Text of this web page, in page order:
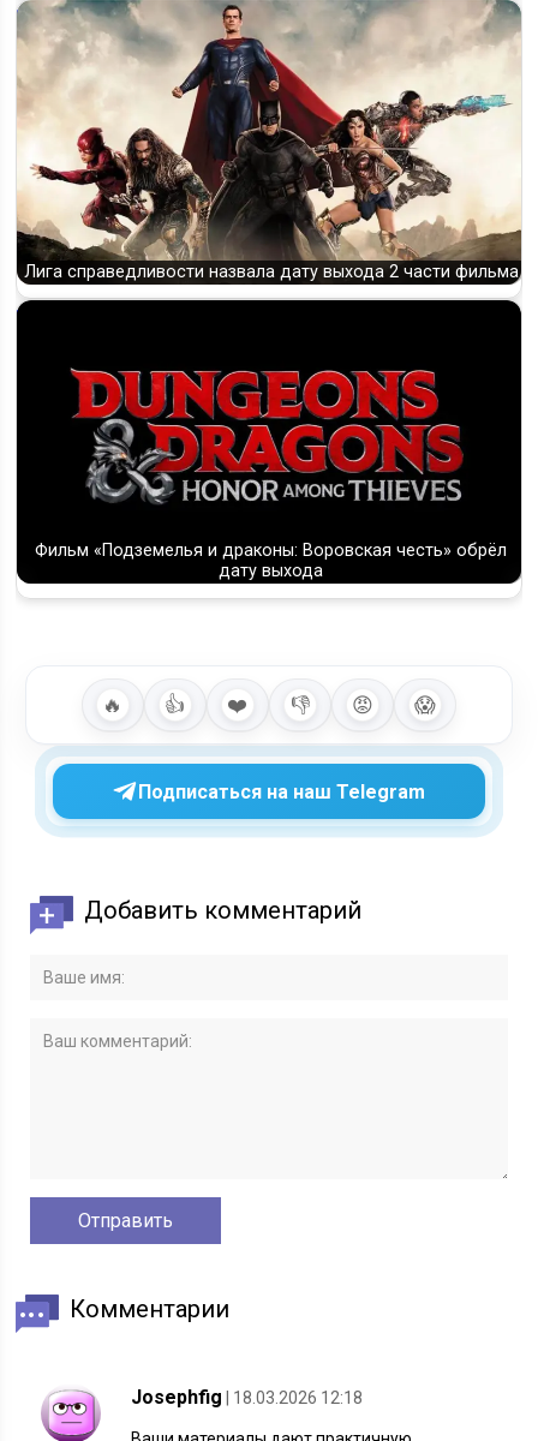
Лига справедливости назвала дату выхода 2 части фильма
Фильм «Подземелья и драконы: Воровская честь» обрёл
дату выхода
🔥 👍 ❤️ 👎 😡 😱
Подписаться на наш Telegram
Добавить комментарий
Комментарии
Josephfig | 18.03.2026 12:18